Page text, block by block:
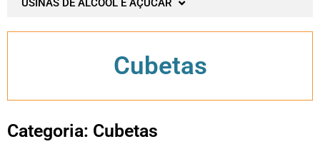
USINAS DE ÁLCOOL E AÇUCAR
Cubetas
Categoria: Cubetas